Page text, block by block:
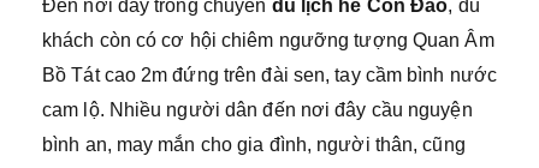
Đến nơi đây trong chuyến du lịch hè Côn Đảo, du
khách còn có cơ hội chiêm ngưỡng tượng Quan Âm
Bồ Tát cao 2m đứng trên đài sen, tay cầm bình nước
cam lộ. Nhiều người dân đến nơi đây cầu nguyện
bình an, may mắn cho gia đình, người thân, cũng